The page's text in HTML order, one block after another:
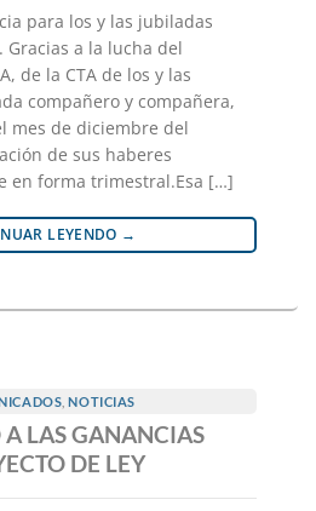
para los y las jubiladas
Gracias a la lucha del
de la CTA de los y las
compañero y compañera,
mes de diciembre del
de sus haberes
en forma trimestral.Esa […]
LEYENDO →
,NOTICIAS
LAS GANANCIAS
DE LEY